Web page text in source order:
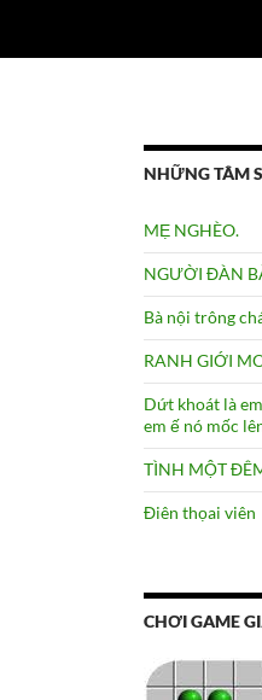
NHỮNG TÂM
MẸ NGHÈO.
NGƯỜI ĐÀN
Bà nội trông
RANH GIỚI
Dứt khoát là
em ế nó mốc
TÌNH MỘT
Điên thọai viên
CHƠI GAME